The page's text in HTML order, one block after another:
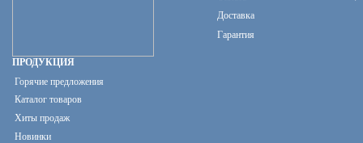
Доставка
Гарантия
ПРОДУКЦИЯ
Горячие предложения
Каталог товаров
Хиты продаж
Новинки